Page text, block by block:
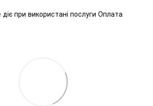
діє при використані послуги Оплата